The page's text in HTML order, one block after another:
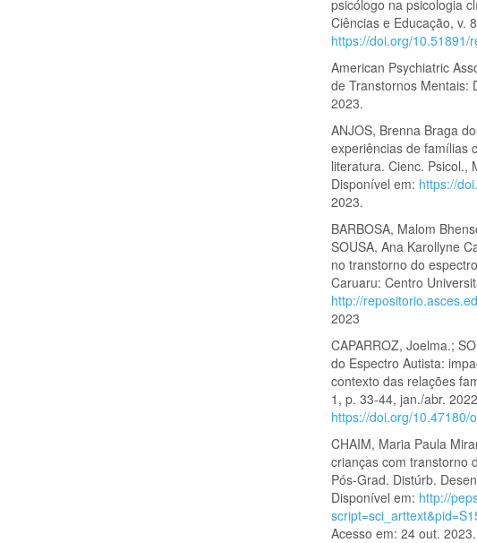
psicólogo na psicologia
Ciências e Educação, v.
https://doi.org/10.51891/
American Psychiatric
de Transtornos Mentais:
2023.
ANJOS, Brenna Braga
experiências de famílias
literatura. Cienc. Psicol.,
Disponível em: https://
2023.
BARBOSA, Malom
SOUSA, Ana Karollyne
no transtorno do
Caruaru: Centro
http://
2023
CAPARROZ, Joelma.;
do Espectro Autista:
contexto das relações
1, p. 33-44, jan./abr.
https://doi.org/10.47180/
CHAIM, Maria Paula
crianças com transtorno
Pós-Grad. Distúrb.
Disponível em: http://
Acesso em: 24 out. 2023.